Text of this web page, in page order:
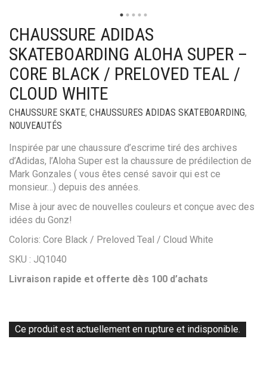
CHAUSSURE ADIDAS
SKATEBOARDING ALOHA SUPER –
CORE BLACK / PRELOVED TEAL /
CLOUD WHITE
CHAUSSURE SKATE, CHAUSSURES ADIDAS SKATEBOARDING,
NOUVEAUTÉS
Inspirée par une chaussure d’escrime tiré des archives
d’Adidas, l’Aloha Super est la chaussure de prédilection de
Mark Gonzales ( vous êtes censé savoir qui est ce
monsieur…) depuis des années.
Mise à jour avec de nouvelles couleurs et conçue avec des
idées du Gonz!
Coloris: Core Black / Preloved Teal / Cloud White
SKU : JQ1040
Livraison rapide et offerte dès 100 d’achats
Ce produit est actuellement en rupture et indisponible.